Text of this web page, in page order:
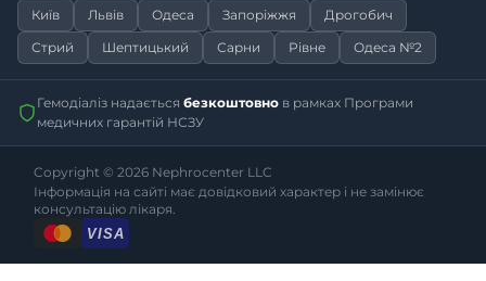
Київ Львів Одеса Запоріжжя
Дрогобич
Стрий
Шептицький Сарни Рівне Одеса №2
Гемодіаліз надається безкоштовно в рамках Програми
медичних гарантій НСЗУ
Copyright © 2026 Nephrocenter LLC
Інформація на сайті має довідковий характер і не замінює
консультацію лікаря.
VISA